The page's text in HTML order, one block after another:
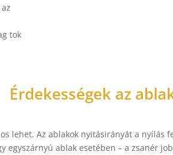
tok
Érdekességek az
lehet. Az ablakok nyitásirányát a
egyszárnyú ablak esetében – a zsanér